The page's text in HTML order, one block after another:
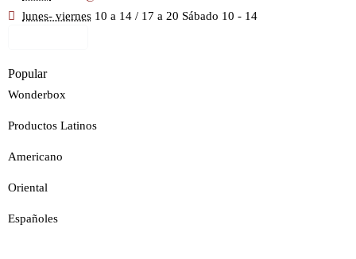
lunes- viernes 10 a 14 / 17 a 20 Sábado 10 - 14
Popular
Wonderbox
Productos Latinos
Americano
Oriental
Españoles